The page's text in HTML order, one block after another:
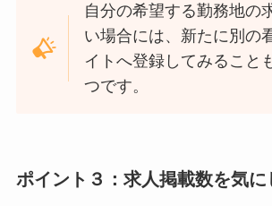
自分の希望する勤務地の
い場合には、新たに別の
イトへ登録してみること
つです。
ポイント３：求人掲載数を気に